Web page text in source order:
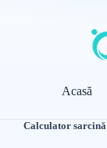
Acasă
Calculator sarcină